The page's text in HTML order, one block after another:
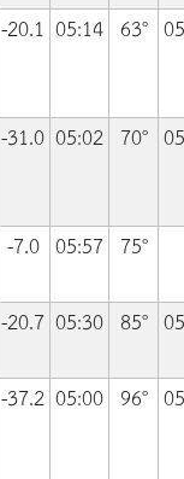
-20.1 05:14 63°
-31.0 05:02 70°
-7.0 05:57 75°
-20.7 05:30 85°
-37.2 05:00 96°